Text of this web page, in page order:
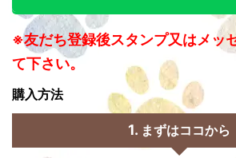
※友だち登録後スタンプ又はメッ
て下さい。
購入方法
まずはココから